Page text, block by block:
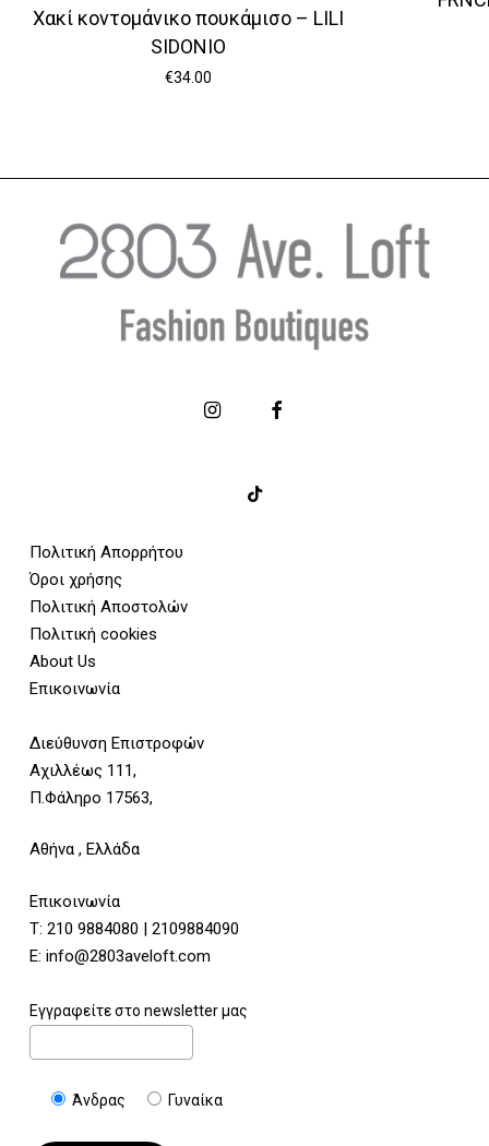
Χακί κοντομάνικο πουκάμισο – LILI
SIDONIO
€34.00
Πολιτική Απορρήτου
Όροι χρήσης
Πολιτική Αποστολών
Πολιτική cookies
About Us
Επικοινωνία
Διεύθυνση Επιστροφών
Αχιλλέως 111,
Π.Φάληρο 17563,
Αθήνα , Ελλάδα
Επικοινωνία
Τ: 210 9884080 | 2109884090
E: info@2803aveloft.com
Εγγραφείτε στο newsletter μας
Άνδρας Γυναίκα